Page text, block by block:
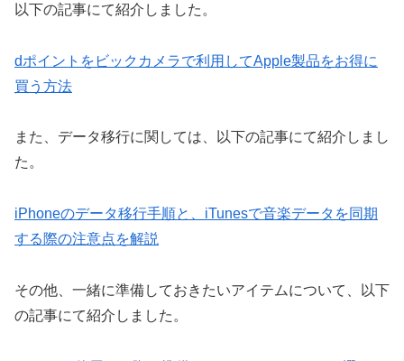
以下の記事にて紹介しました。
dポイントをビックカメラで利用してApple製品をお得に
買う方法
また、データ移行に関しては、以下の記事にて紹介しまし
た。
iPhoneのデータ移行手順と、iTunesで音楽データを同期
する際の注意点を解説
その他、一緒に準備しておきたいアイテムについて、以下
の記事にて紹介しました。